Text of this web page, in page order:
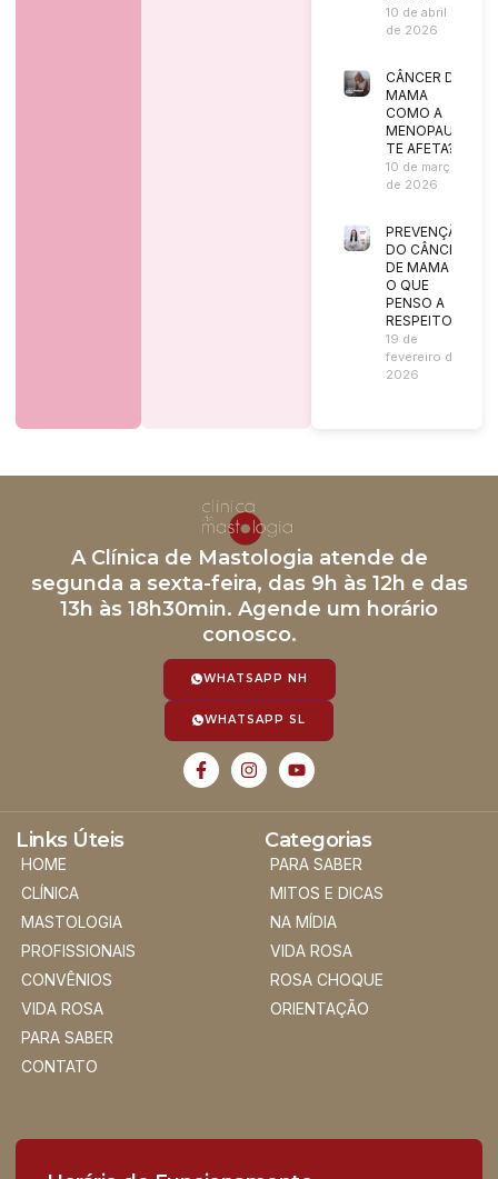
10 de abril
de 2026
CÂNCER DE
MAMA
COMO A
MENOPAUSA
TE AFETA?
10 de março
de 2026
PREVENÇÃO
DO CÂNCER
DE MAMA |
O QUE
PENSO A
RESPEITO?
19 de
fevereiro de
2026
A Clínica de Mastologia atende de
segunda a sexta-feira, das 9h às 12h e das
13h às 18h30min. Agende um horário
conosco.
WHATSAPP NH
WHATSAPP SL
Links Úteis
HOME
CLÍNICA
MASTOLOGIA
PROFISSIONAIS
CONVÊNIOS
VIDA ROSA
PARA SABER
CONTATO
Categorias
PARA SABER
MITOS E DICAS
NA MÍDIA
VIDA ROSA
ROSA CHOQUE
ORIENTAÇÃO